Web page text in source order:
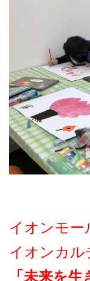
イオンモー
イオンカル
「未来を